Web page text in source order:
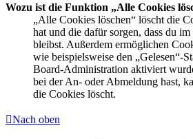
Wozu ist die Funktion „Alle Cookies
„Alle Cookies löschen“ löscht die
hat und die dafür sorgen, dass du
bleibst. Außerdem ermöglichen
wie beispielsweise den „Gelesen“-
Board-Administration aktiviert
bei der An- oder Abmeldung hast,
die Cookies löscht.
Nach oben